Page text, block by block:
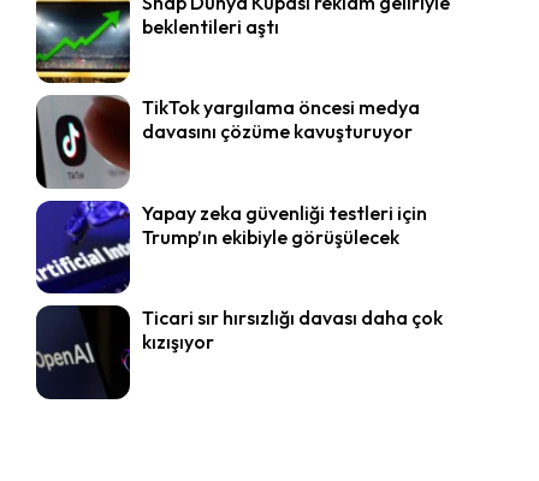
beklentileri aştı
TikTok yargılama öncesi medya
davasını çözüme kavuşturuyor
Yapay zeka güvenliği testleri için
Trump’ın ekibiyle görüşülecek
Ticari sır hırsızlığı davası daha çok
kızışıyor